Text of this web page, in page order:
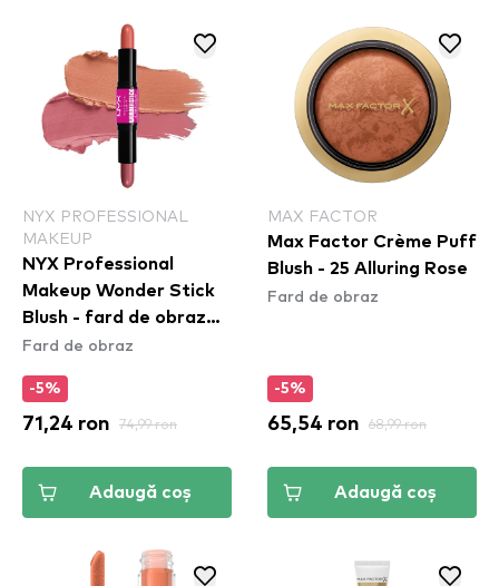
NYX PROFESSIONAL
MAKEUP
NYX Professional
Makeup Wonder Stick
Blush - fard de obraz
Honey Orange & Rose
Fard de obraz
-5%
71,24 ron 74,99 ron
Adaugă coș
MAX FACTOR
Max Factor Crème Puff
Blush - 25 Alluring Rose
Fard de obraz
-5%
65,54 ron 68,99 ron
Adaugă coș